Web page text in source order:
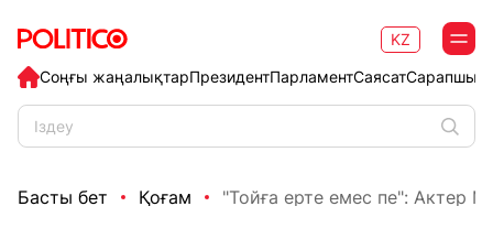
Соңғы жаңалықтарПрезидентПарламентСаясат
KZ
Басты бет Қоғам "Тойға ерте емес пе": Актер